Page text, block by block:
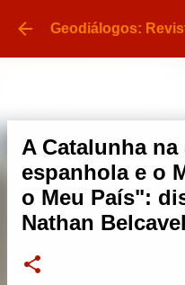
Pular para
A Catalunha
espanhola e o
o Meu País":
Nathan